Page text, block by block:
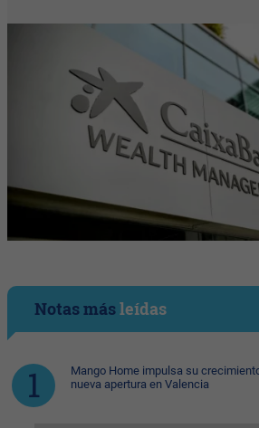
Notas másleídas
Mango Home impulsa su
nueva apertura en Valencia